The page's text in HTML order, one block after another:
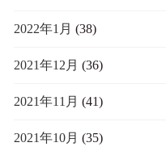
2022年1月 (38)
2021年12月 (36)
2021年11月 (41)
2021年10月 (35)